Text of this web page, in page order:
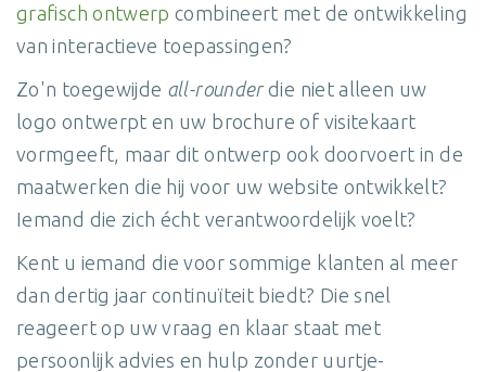
grafisch ontwerp combineert met de ontwikkeling
van interactieve toepassingen?
Zo'n toegewijde all-rounderdie niet alleen uw
logo ontwerpt en uw brochure of visitekaart
vormgeeft, maar dit ontwerp ook doorvoert in de
maatwerken die hij voor uw website ontwikkelt?
Iemand die zich écht verantwoordelijk voelt?
Kent u iemand die voor sommige klanten al meer
dan dertig jaar continuïteit biedt? Die snel
reageert op uw vraag en klaar staat met
persoonlijk advies en hulp zonder uurtje-